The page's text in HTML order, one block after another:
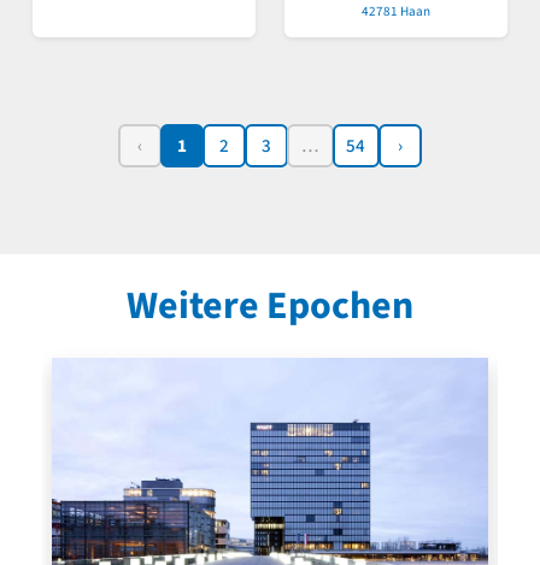
42781 Haan
‹ 1 2 3 … 54 ›
Weitere Epochen